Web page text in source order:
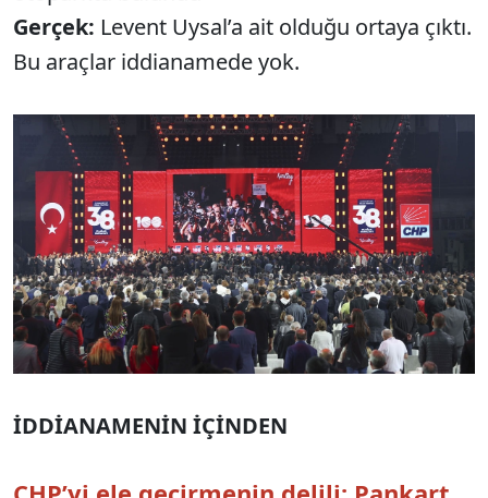
Gerçek: Levent Uysal’a ait olduğu ortaya çıktı.
Bu araçlar iddianamede yok.
İDDİANAMENİN İÇİNDEN